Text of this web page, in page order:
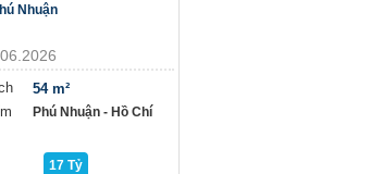
Nhuận
54 m²
Phú Nhuận - Hồ Chí
17 Tỷ